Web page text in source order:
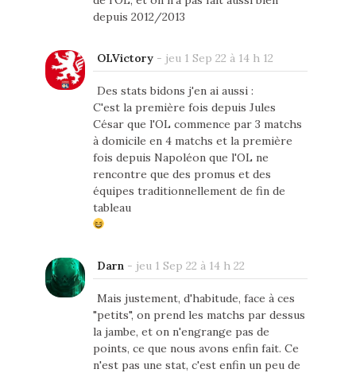
depuis 2012/2013
OLVictory- jeu 1 Sep 22 à 14 h 12
Des stats bidons j'en ai aussi :
C'est la première fois depuis Jules
César que l'OL commence par 3 matchs
à domicile en 4 matchs et la première
fois depuis Napoléon que l'OL ne
rencontre que des promus et des
équipes traditionnellement de fin de
tableau
Darn - jeu 1 Sep 22 à 14 h 22
Mais justement, d'habitude, face à ces
"petits", on prend les matchs par dessus
la jambe, et on n'engrange pas de
points, ce que nous avons enfin fait. Ce
n'est pas une stat, c'est enfin un peu de